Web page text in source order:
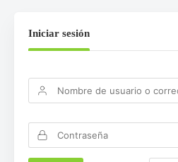
Iniciar sesión